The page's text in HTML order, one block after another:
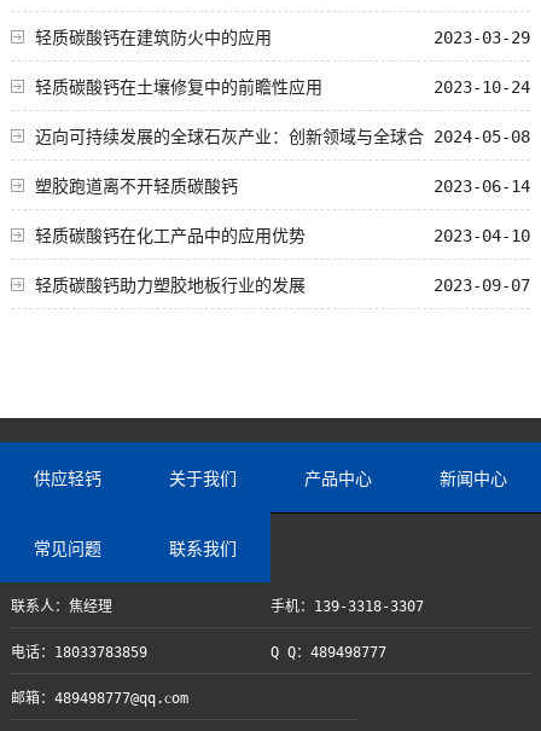
2023-03-29
轻质碳酸钙在建筑防火中的应用
2023-10-24
轻质碳酸钙在土壤修复中的前瞻性应用
2024-05-08
迈向可持续发展的全球石灰产业：创新领域与全球合
作
2023-06-14
塑胶跑道离不开轻质碳酸钙
2023-04-10
轻质碳酸钙在化工产品中的应用优势
2023-09-07
轻质碳酸钙助力塑胶地板行业的发展
供应轻钙 关于我们 产品中心 新闻中心
常见问题 联系我们
联系人：焦经理 手机：139-3318-3307
电话：18033783859 Q Q：489498777
邮箱：489498777@qq.com